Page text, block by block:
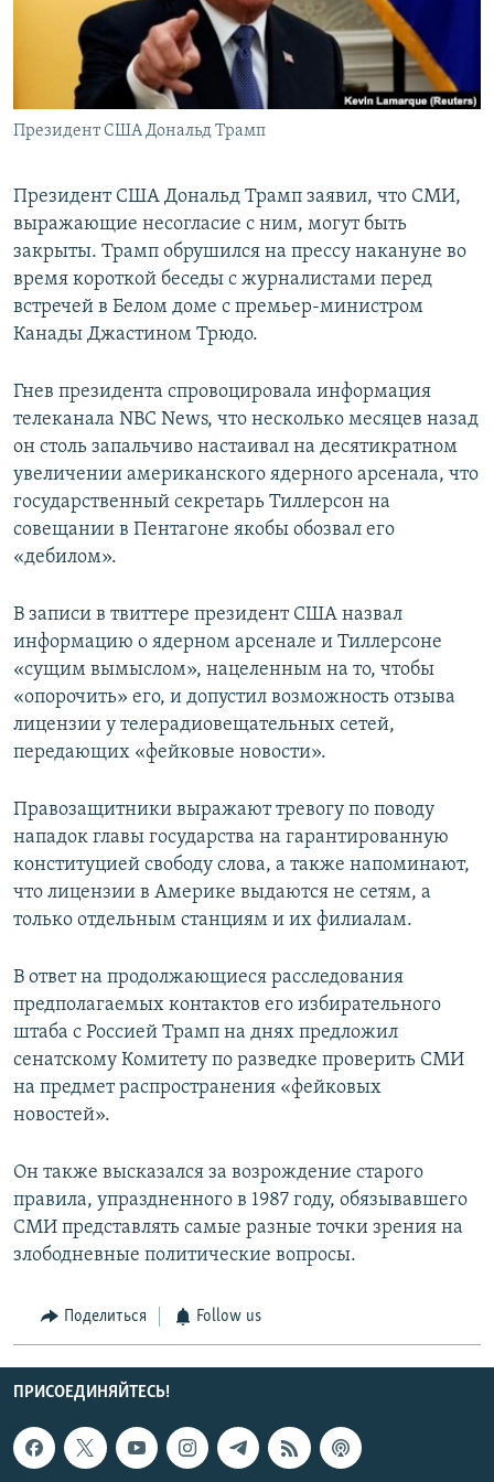
СПОРТ
БЛОГИ
ГОЛОСА
ЧИТАЕМ ПРЕССУ
АРХИВ РАДИОПРОГРАММЫ
Все сайты РСЕ/РС
Президент США Дональд Трамп
Президент США Дональд Трамп заявил, что СМИ,
выражающие несогласие с ним, могут быть
закрыты. Трамп обрушился на прессу накануне во
время короткой беседы с журналистами перед
встречей в Белом доме с премьер-министром
Канады Джастином Трюдо.
Гнев президента спровоцировала информация
телеканала NBC News, что несколько месяцев назад
он столь запальчиво настаивал на десятикратном
увеличении американского ядерного арсенала, что
государственный секретарь Тиллерсон на
совещании в Пентагоне якобы обозвал его
«дебилом».
В записи в твиттере президент США назвал
информацию о ядерном арсенале и Тиллерсоне
«сущим вымыслом», нацеленным на то, чтобы
«опорочить» его, и допустил возможность отзыва
лицензии у телерадиовещательных сетей,
передающих «фейковые новости».
Правозащитники выражают тревогу по поводу
нападок главы государства на гарантированную
конституцией свободу слова, а также напоминают,
что лицензии в Америке выдаются не сетям, а
только отдельным станциям и их филиалам.
В ответ на продолжающиеся расследования
предполагаемых контактов его избирательного
штаба с Россией Трамп на днях предложил
сенатскому Комитету по разведке проверить СМИ
на предмет распространения «фейковых
новостей».
Он также высказался за возрождение старого
правила, упраздненного в 1987 году, обязывавшего
СМИ представлять самые разные точки зрения на
злободневные политические вопросы.
Поделиться Follow us
ПРИСОЕДИНЯЙТЕСЬ!